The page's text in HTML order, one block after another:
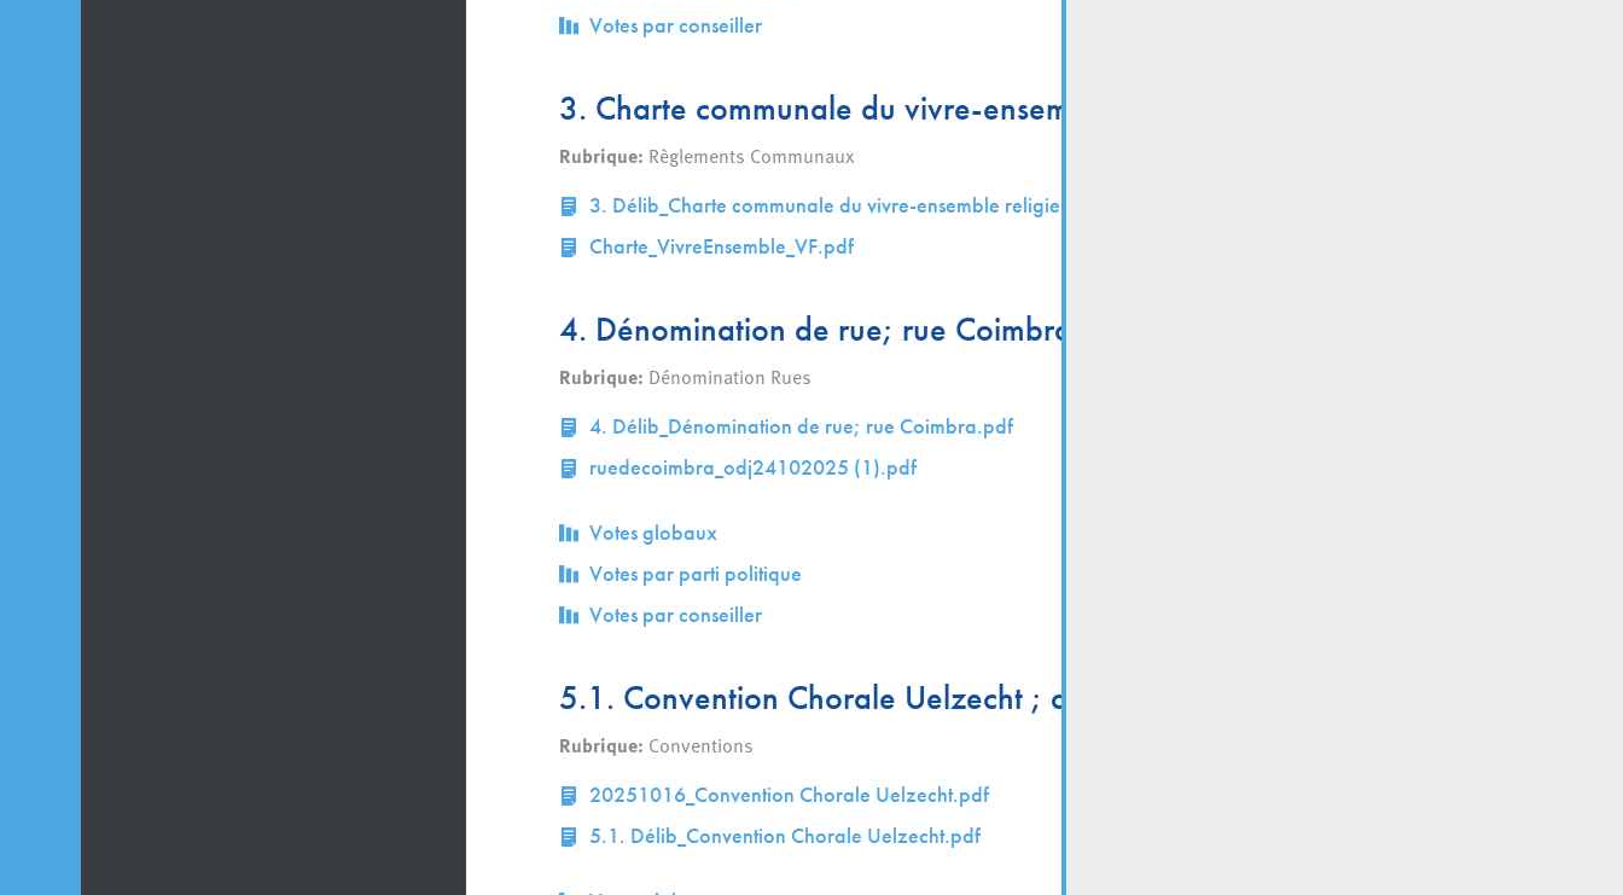
Votes par conseiller
3. Charte communale du vivre-ensemble religieux ; décision
Rubrique: Règlements Communaux
3. Délib_Charte communale du vivre-ensemble religieux.pdf
Charte_VivreEnsemble_VF.pdf
4. Dénomination de rue; rue Coimbra; décision
Rubrique: Dénomination Rues
4. Délib_Dénomination de rue; rue Coimbra.pdf
ruedecoimbra_odj24102025 (1).pdf
Votes globaux
Votes par parti politique
Votes par conseiller
5.1. Convention Chorale Uelzecht ; décision
Rubrique: Conventions
20251016_Convention Chorale Uelzecht.pdf
5.1. Délib_Convention Chorale Uelzecht.pdf